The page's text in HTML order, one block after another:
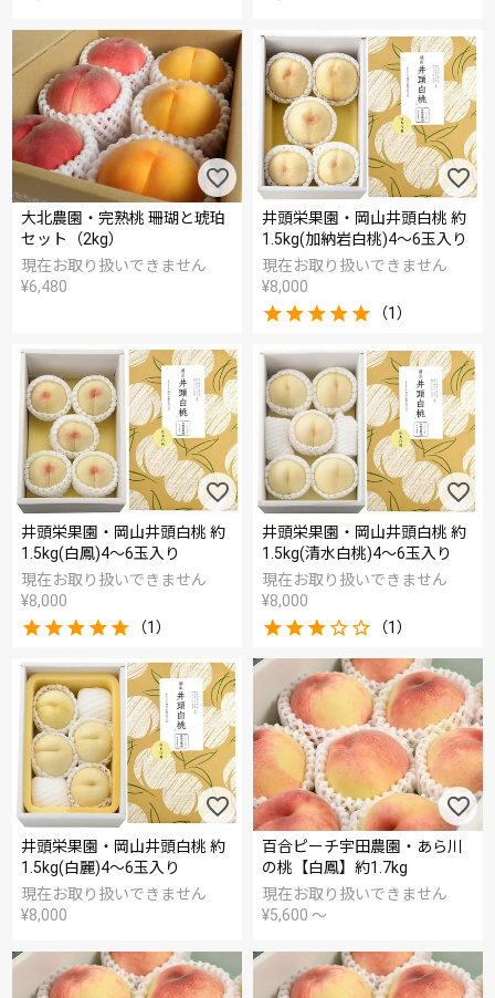
大北農園・完熟桃 珊瑚と琥珀
セット（2kg）
現在お取り扱いできません
¥6,480
井頭栄果園・岡山井頭白桃 約
1.5kg(加納岩白桃)4～6玉入り
現在お取り扱いできません
¥8,000
（1）
井頭栄果園・岡山井頭白桃 約
1.5kg(白鳳)4～6玉入り
現在お取り扱いできません
¥8,000
（1）
井頭栄果園・岡山井頭白桃 約
1.5kg(清水白桃)4～6玉入り
現在お取り扱いできません
¥8,000
（1）
井頭栄果園・岡山井頭白桃 約
1.5kg(白麗)4～6玉入り
現在お取り扱いできません
¥8,000
百合ピーチ宇田農園・あら川
の桃【白鳳】約1.7kg
現在お取り扱いできません
¥5,600 〜